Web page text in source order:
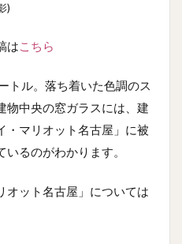
)
はこちら
トル。落ち着いた色調のス
物中央の窓ガラスには、建
・マリオット名古屋」に被
るのがわかります。
オット名古屋」については